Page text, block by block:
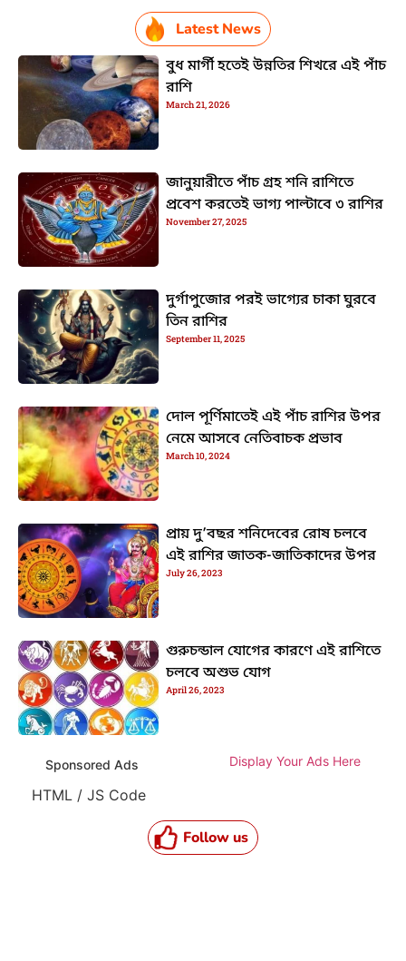
Latest News
বুধ মার্গী হতেই উন্নতির শিখরে এই পাঁচ
রাশি
March 21, 2026
জানুয়ারীতে পাঁচ গ্রহ শনি রাশিতে
প্রবেশ করতেই ভাগ্য পাল্টাবে ৩ রাশির
November 27, 2025
দুর্গাপুজোর পরই ভাগ্যের চাকা ঘুরবে
তিন রাশির
September 11, 2025
দোল পূর্ণিমাতেই এই পাঁচ রাশির উপর
নেমে আসবে নেতিবাচক প্রভাব
March 10, 2024
প্রায় দু’বছর শনিদেবের রোষ চলবে
এই রাশির জাতক-জাতিকাদের উপর
July 26, 2023
গুরুচন্ডাল যোগের কারণে এই রাশিতে
চলবে অশুভ যোগ
April 26, 2023
Sponsored Ads Display Your Ads Here
HTML / JS Code
Follow us